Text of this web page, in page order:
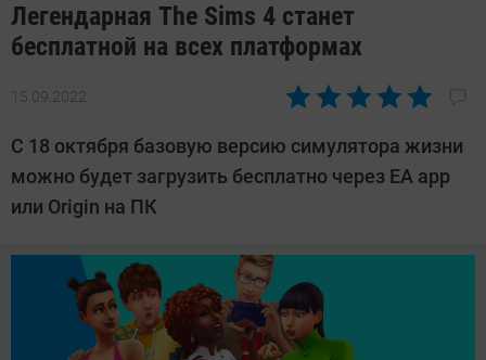
Легендарная The Sims 4 станет
бесплатной на всех платформах
15.09.2022
Автор:
Кошик
С 18 октября базовую версию симулятора жизни
можно будет загрузить бесплатно через EA app
или Origin на ПК